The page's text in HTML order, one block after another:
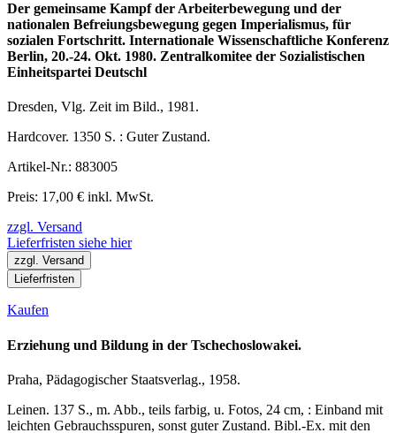
Der gemeinsame Kampf der Arbeiterbewegung und der
nationalen Befreiungsbewegung gegen Imperialismus, für
sozialen Fortschritt. Internationale Wissenschaftliche Konferenz
Berlin, 20.-24. Okt. 1980. Zentralkomitee der Sozialistischen
Einheitspartei Deutschl
Dresden, Vlg. Zeit im Bild., 1981.
Hardcover. 1350 S. : Guter Zustand.
Artikel-Nr.: 883005
Preis: 17,00 € inkl. MwSt.
zzgl. Versand
Lieferfristen siehe hier
zzgl. Versand
Lieferfristen
Kaufen
Erziehung und Bildung in der Tschechoslowakei.
Praha, Pädagogischer Staatsverlag., 1958.
Leinen. 137 S., m. Abb., teils farbig, u. Fotos, 24 cm, : Einband mit
leichten Gebrauchsspuren, sonst guter Zustand. Bibl.-Ex. mit den